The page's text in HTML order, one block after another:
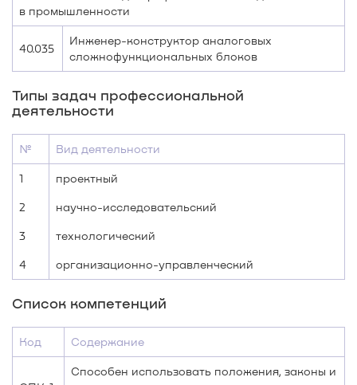
в промышленности
40.035
Инженер-конструктор аналоговых
сложнофункциональных блоков
Типы задач профессиональной
деятельности
№ Вид деятельности
1 проектный
2 научно-исследовательский
3 технологический
4 организационно-управленческий
Список компетенций
Код Содержание
Способен использовать положения, законы и